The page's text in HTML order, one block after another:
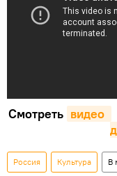
Смотреть видео
Россия Культура В